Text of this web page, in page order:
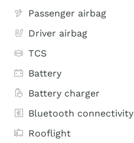
Passenger airbag
Driver airbag
TCS
Battery
Battery charger
Bluetooth connectivity
Rooflight